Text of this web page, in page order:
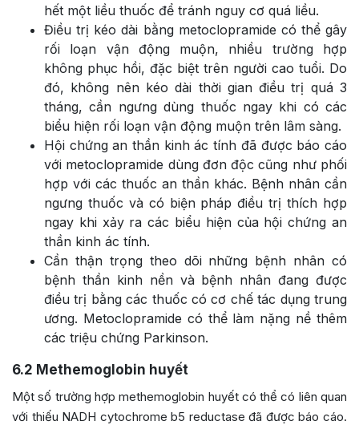
hết một liều thuốc để tránh nguy cơ quá liều.
Điều trị kéo dài bằng metoclopramide có thể gây
rối loạn vận động muộn, nhiều trường hợp
không phục hồi, đặc biệt trên người cao tuổi. Do
đó, không nên kéo dài thời gian điều trị quá 3
tháng, cần ngưng dùng thuốc ngay khi có các
biểu hiện rối loạn vận động muộn trên lâm sàng.
Hội chứng an thần kinh ác tính đã được báo cáo
với metoclopramide dùng đơn độc cũng như phối
hợp với các thuốc an thần khác. Bệnh nhân cần
ngưng thuốc và có biện pháp điều trị thích hợp
ngay khi xảy ra các biểu hiện của hội chứng an
thần kinh ác tính.
Cần thận trọng theo dõi những bệnh nhân có
bệnh thần kinh nền và bệnh nhân đang được
điều trị bằng các thuốc có cơ chế tác dụng trung
ương. Metoclopramide có thể làm nặng nề thêm
các triệu chứng Parkinson.
6.2 Methemoglobin huyết
Một số trường hợp methemoglobin huyết có thể có liên quan
với thiếu NADH cytochrome b5 reductase đã được báo cáo.